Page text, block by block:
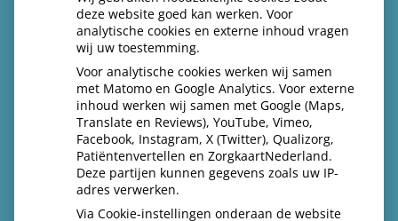
info@praktijkparklaan.nl
Volg ons op facebook
deze website goed kan werken. Voor
analytische cookies en externe inhoud vragen
wij uw toestemming.
Voor analytische cookies werken wij samen
met Matomo en Google Analytics. Voor externe
inhoud werken wij samen met Google (Maps,
Translate en Reviews), YouTube, Vimeo,
Facebook, Instagram, X (Twitter), Qualizorg,
Patiëntenvertellen en ZorgkaartNederland.
Deze partijen kunnen gegevens zoals uw IP-
adres verwerken.
Via Cookie-instellingen onderaan de website